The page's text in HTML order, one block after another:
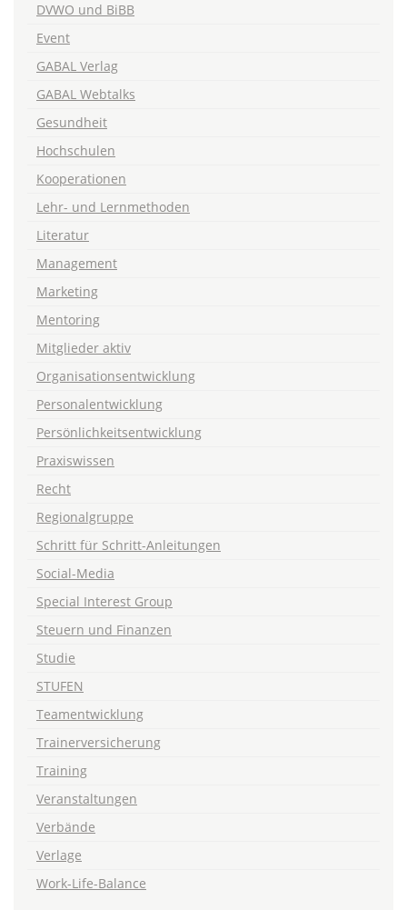
DVWO und BiBB
Event
GABAL Verlag
GABAL Webtalks
Gesundheit
Hochschulen
Kooperationen
Lehr- und Lernmethoden
Literatur
Management
Marketing
Mentoring
Mitglieder aktiv
Organisationsentwicklung
Personalentwicklung
Persönlichkeitsentwicklung
Praxiswissen
Recht
Regionalgruppe
Schritt für Schritt-Anleitungen
Social-Media
Special Interest Group
Steuern und Finanzen
Studie
STUFEN
Teamentwicklung
Trainerversicherung
Training
Veranstaltungen
Verbände
Verlage
Work-Life-Balance